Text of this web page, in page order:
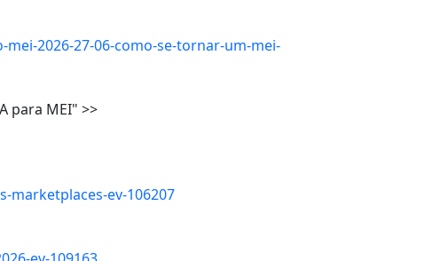
2026-27-06-como-se-tornar-um-mei-
para MEI" >>
ev-106207